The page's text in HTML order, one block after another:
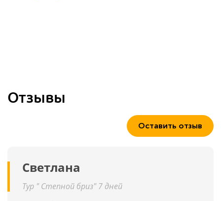
Отзывы
Оставить отзыв
Светлана
Тур " Степной бриз" 7 дней